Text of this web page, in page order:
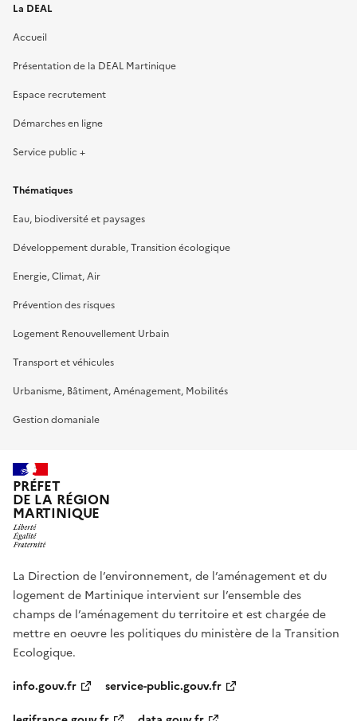
La DEAL
Accueil
Présentation de la DEAL Martinique
Espace recrutement
Démarches en ligne
Service public +
Thématiques
Eau, biodiversité et paysages
Développement durable, Transition écologique
Energie, Climat, Air
Prévention des risques
Logement Renouvellement Urbain
Transport et véhicules
Urbanisme, Bâtiment, Aménagement, Mobilités
Gestion domaniale
PRÉFET
DE LA RÉGION
MARTINIQUE
La Direction de l’environnement, de l’aménagement et du
logement de Martinique intervient sur l’ensemble des
champs de l’aménagement du territoire et est chargée de
mettre en oeuvre les politiques du ministère de la Transition
Ecologique.
info.gouv.fr
service-public.gouv.fr